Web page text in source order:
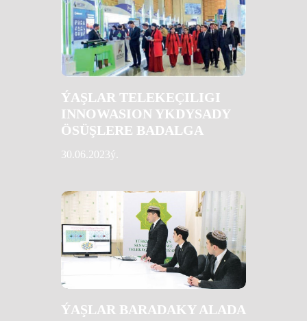
ÝAŞLAR TELEKEÇILIGI
INNOWASION YKDYSADY
ÖSÜŞLERE BADALGA
30.06.2023ý.
ÝAŞLAR BARADAKY ALADA